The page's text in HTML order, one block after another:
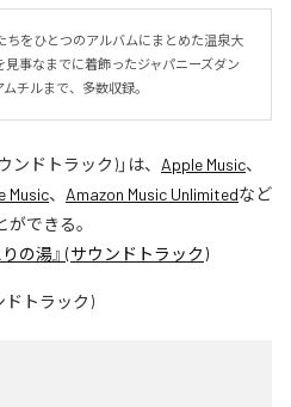
ちをひとつのアルバムにまとめた温泉大
事なまでに着飾ったジャパニーズダン
チルまで、多数収録。
ンドトラック)」は、 Apple Music、
Music、 Amazon Music Unlimitedなど
できる。
の湯』 (サウンドトラック)